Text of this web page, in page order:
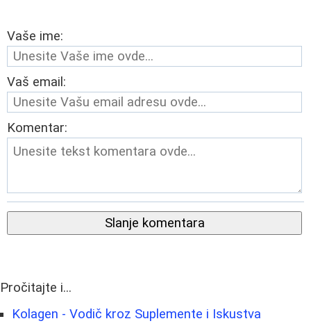
Vaše ime:
Vaš email:
Komentar:
Slanje komentara
Pročitajte i...
Kolagen - Vodič kroz Suplemente i Iskustva